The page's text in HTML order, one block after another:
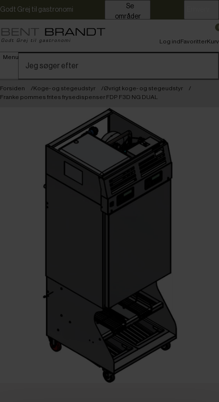
Godt Grej til gastronomi
områder
Menu
Log indFavoritterKurv
Forsiden Koge- og stegeudstyr
Øvrigt koge- og stegeudstyr
Franke pommes frites frysedispenser FDP F3D NG DUAL